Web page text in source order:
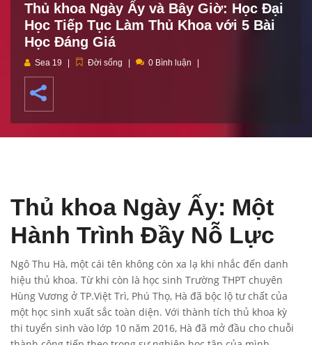
Thủ khoa Ngày Ấy và Bây Giờ: Học Đại
Học Tiếp Tục Làm Thủ Khoa với 5 Bài
Học Đáng Giá
Sea 19 Đời sống 0 Bình luận
Thủ khoa Ngày Ấy: Một
Hành Trình Đầy Nỗ Lực
Ngô Thu Hà, một cái tên không còn xa lạ khi nhắc đến danh
hiệu thủ khoa. Từ khi còn là học sinh Trường THPT chuyên
Hùng Vương ở TP.Việt Trì, Phú Thọ, Hà đã bộc lộ tư chất của
một học sinh xuất sắc toàn diện. Với thành tích thủ khoa kỳ
thi tuyển sinh vào lớp 10 năm 2016, Hà đã mở đầu cho chuỗi